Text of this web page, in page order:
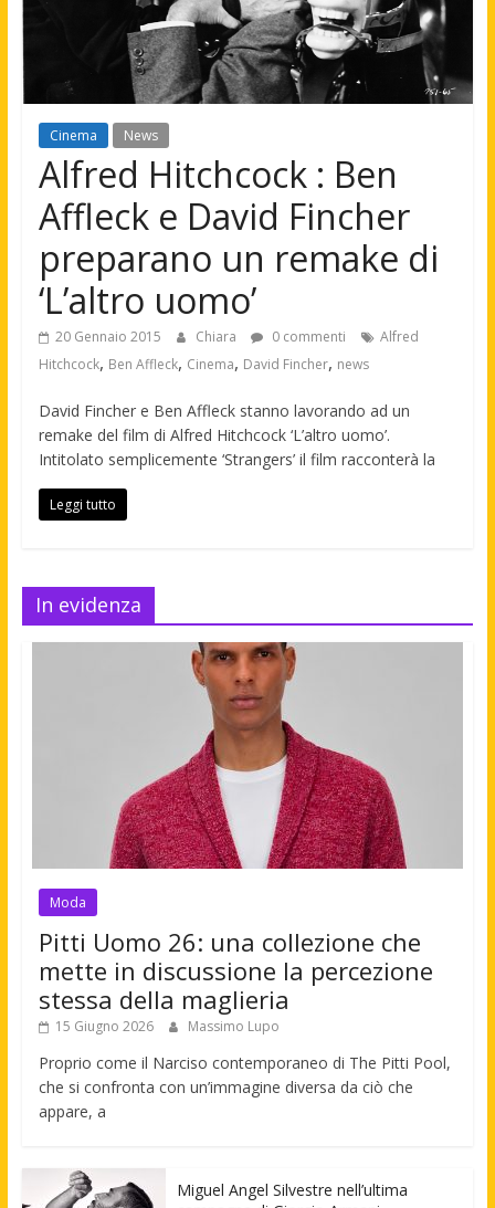
Cinema News
Alfred Hitchcock : Ben
Affleck e David Fincher
preparano un remake di
‘L’altro uomo’
20 Gennaio 2015 Chiara 0 commenti
Alfred
Hitchcock, Ben Affleck, Cinema, David Fincher, news
David Fincher e Ben Affleck stanno lavorando ad un
remake del film di Alfred Hitchcock ‘L’altro uomo’.
Intitolato semplicemente ‘Strangers’ il film racconterà la
Leggi tutto
In evidenza
Moda
Pitti Uomo 26: una collezione che
mette in discussione la percezione
stessa della maglieria
15 Giugno 2026 Massimo Lupo
Proprio come il Narciso contemporaneo di The Pitti Pool,
che si confronta con un’immagine diversa da ciò che
appare, a
Miguel Angel Silvestre nell’ultima